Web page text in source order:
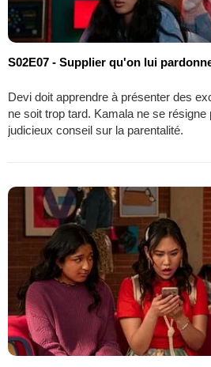
S02E07 - Supplier qu'on lui
Devi doit apprendre à présenter des
ne soit trop tard. Kamala ne se résigne
judicieux conseil sur la parentalité.